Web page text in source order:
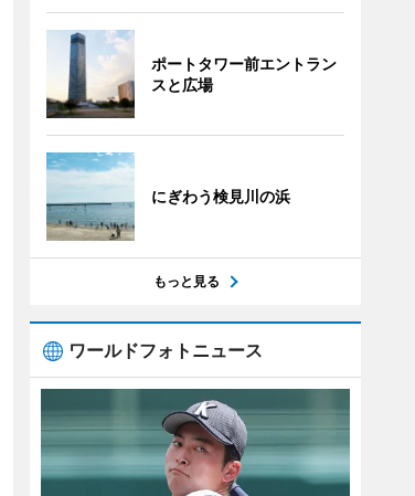
ポートタワー前エントラン
スと広場
にぎわう検見川の浜
もっと見る
ワールドフォトニュース